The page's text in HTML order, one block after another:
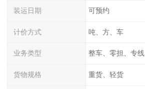
装运日期 可预约
计价方式 吨、方、车
业务类型 整车、零担、专线
货物规格 重货、轻货